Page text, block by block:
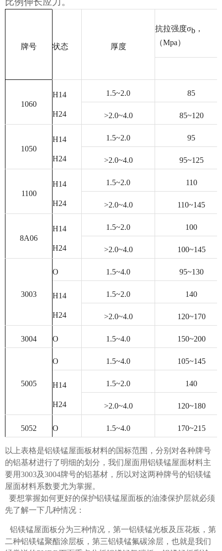
牌号 状态 厚度
抗拉强度σb ，
（Mpa）
1060
H14
H24
1.5~2.0 85
>2.0~4.0 85~120
1050
H14
H24
1.5~2.0 95
>2.0~4.0 95~125
1100
H14
H24
1.5~2.0 110
>2.0~4.0 110~145
8A06
H14
H24
1.5~2.0 100
>2.0~4.0 100~145
3003
O 1.5~4.0 95~130
H14
H24
1.5~2.0 140
>2.0~4.0 120~170
3004 O 1.5~4.0 150~200
5005
O 1.5~4.0 105~145
H14
H24
1.5~2.0 140
>2.0~4.0 120~180
5052 O 1.5~4.0 170~215
以上表格是铝镁锰屋面板材料的国标范围，分别对各种牌号
的铝基材进行了明细的划分，我们屋面用铝镁锰屋面材料主
要用3003及3004牌号的铝基材，所以对这两种牌号的铝镁锰
屋面材料系数要尤为掌握。
要想掌握如何更好的保护铝镁锰屋面板的油漆保护层就必须
先了解一下几种情况：
铝镁锰屋面板分为三种情况，第一铝镁锰光板及压花板，第
二种铝镁锰聚酯涂层板，第三铝镁锰氟碳涂层，也就是我们